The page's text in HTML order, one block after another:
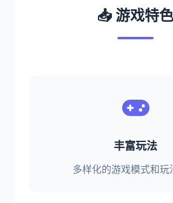
📥 游戏特色
丰富玩法
多样化的游戏模式和玩